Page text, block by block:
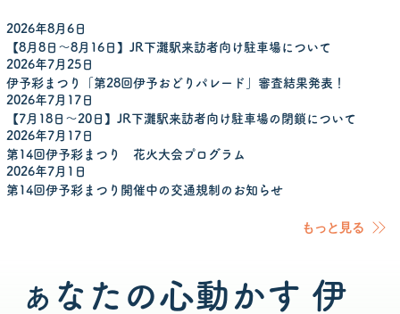
2026年8月6日
【8月8日～8月16日】JR下灘駅来訪者向け駐車場について
2026年7月25日
伊予彩まつり「第28回伊予おどりパレード」審査結果発表！
2026年7月17日
【7月18日～20日】JR下灘駅来訪者向け駐車場の閉鎖について
2026年7月17日
第14回伊予彩まつり 花火大会プログラム
2026年7月1日
第14回伊予彩まつり開催中の交通規制のお知らせ
もっと見る
あ なたの心動かす 伊